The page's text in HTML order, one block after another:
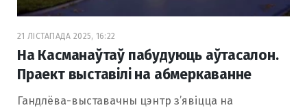
21 ЛІСТАПАДА 2025, 16:22
На Касманаўтаў пабудуюць аўтасалон.
Праект выставілі на абмеркаванне
Гандлёва-выставачны цэнтр з’явіцца на